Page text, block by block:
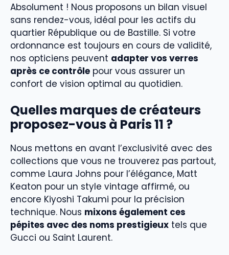
Absolument ! Nous proposons un bilan visuel
sans rendez-vous, idéal pour les actifs du
quartier République ou de Bastille. Si votre
ordonnance est toujours en cours de validité,
nos opticiens peuvent adapter vos verres
après ce contrôle pour vous assurer un
confort de vision optimal au quotidien.
Quelles marques de créateurs
proposez-vous à Paris 11 ?
Nous mettons en avant l’exclusivité avec des
collections que vous ne trouverez pas partout,
comme Laura Johns pour l’élégance, Matt
Keaton pour un style vintage affirmé, ou
encore Kiyoshi Takumi pour la précision
technique. Nous mixons également ces
pépites avec des noms prestigieux tels que
Gucci ou Saint Laurent.